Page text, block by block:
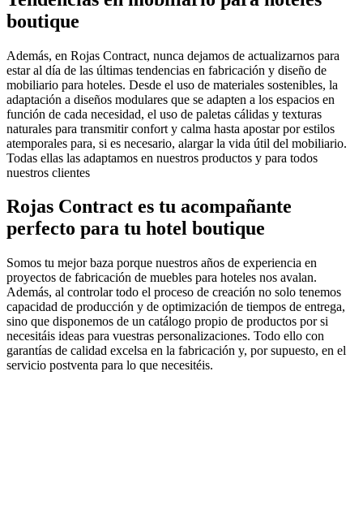
boutique
Además, en Rojas Contract, nunca dejamos de actualizarnos para
estar al día de las últimas tendencias en fabricación y diseño de
mobiliario para hoteles. Desde el uso de materiales sostenibles, la
adaptación a diseños modulares que se adapten a los espacios en
función de cada necesidad, el uso de paletas cálidas y texturas
naturales para transmitir confort y calma hasta apostar por estilos
atemporales para, si es necesario, alargar la vida útil del mobiliario.
Todas ellas las adaptamos en nuestros productos y para todos
nuestros clientes
Rojas Contract es tu acompañante
perfecto para tu hotel boutique
Somos tu mejor baza porque nuestros años de experiencia en
proyectos de fabricación de muebles para hoteles nos avalan.
Además, al controlar todo el proceso de creación no solo tenemos
capacidad de producción y de optimización de tiempos de entrega,
sino que disponemos de un catálogo propio de productos por si
necesitáis ideas para vuestras personalizaciones. Todo ello con
garantías de calidad excelsa en la fabricación y, por supuesto, en el
servicio postventa para lo que necesitéis.